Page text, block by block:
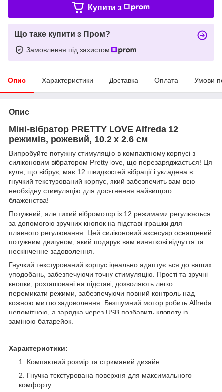
Купити з
Що таке купити з Пром?
Замовлення під захистом
Опис Характеристики Доставка Оплата Умови
Опис
Міні-вібратор PRETTY LOVE Alfreda 12
режимів, рожевий, 10.2 х 2.6 см
Випробуйте потужну стимуляцію в компактному корпусі з
силіконовим вібратором Pretty love, що перезаряджається! Ця
куля, що вібрує, має 12 швидкостей вібрації і укладена в
гнучкий текстурований корпус, який забезпечить вам всю
необхідну стимуляцію для досягнення найвищого
блаженства!
Потужний, але тихий вібромотор із 12 режимами регулюється
за допомогою зручних кнопок на підставі іграшки для
плавного регулювання. Цей силіконовий аксесуар оснащений
потужним двигуном, який подарує вам виняткові відчуття та
нескінченне задоволення.
Гнучкий текстурований корпус ідеально адаптується до ваших
уподобань, забезпечуючи точну стимуляцію. Прості та зручні
кнопки, розташовані на підставі, дозволяють легко
перемикати режими, забезпечуючи повний контроль над
кожною миттю задоволення. Безшумний мотор робить Alfreda
непомітною, а зарядка через USB позбавить клопоту із
заміною батарейок.
Характеристики:
Компактний розмір та стриманий дизайн
Гнучка текстурована поверхня для максимального
комфорту